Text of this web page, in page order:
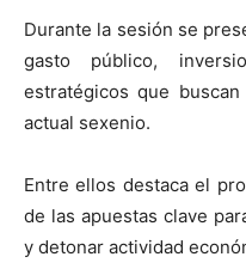
Durante la sesión se
gasto público,
estratégicos que
actual sexenio.
Entre ellos destaca el
de las apuestas clave
y detonar actividad